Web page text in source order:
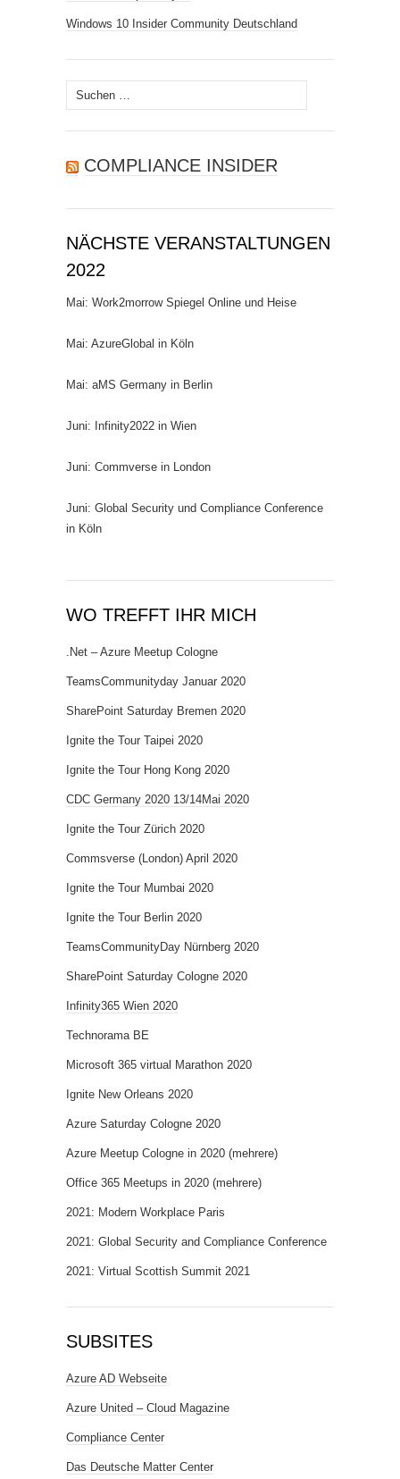
Windows 10 Insider Community Deutschland
Suchen
nach:
COMPLIANCE INSIDER
NÄCHSTE VERANSTALTUNGEN
2022
Mai: Work2morrow Spiegel Online und Heise
Mai: AzureGlobal in Köln
Mai: aMS Germany in Berlin
Juni: Infinity2022 in Wien
Juni: Commverse in London
Juni: Global Security und Compliance Conference
in Köln
WO TREFFT IHR MICH
.Net – Azure Meetup Cologne
TeamsCommunityday Januar 2020
SharePoint Saturday Bremen 2020
Ignite the Tour Taipei 2020
Ignite the Tour Hong Kong 2020
CDC Germany 2020 13/14Mai 2020
Ignite the Tour Zürich 2020
Commsverse (London) April 2020
Ignite the Tour Mumbai 2020
Ignite the Tour Berlin 2020
TeamsCommunityDay Nürnberg 2020
SharePoint Saturday Cologne 2020
Infinity365 Wien 2020
Technorama BE
Microsoft 365 virtual Marathon 2020
Ignite New Orleans 2020
Azure Saturday Cologne 2020
Azure Meetup Cologne in 2020 (mehrere)
Office 365 Meetups in 2020 (mehrere)
2021: Modern Workplace Paris
2021: Global Security and Compliance Conference
2021: Virtual Scottish Summit 2021
SUBSITES
Azure AD Webseite
Azure United – Cloud Magazine
Compliance Center
Das Deutsche Matter Center